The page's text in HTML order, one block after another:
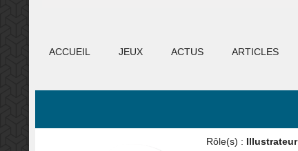
ACCUEIL JEUX ACTUS ARTICLES
Rôle(s) : Illustrateur